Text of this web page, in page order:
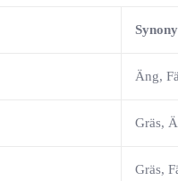
Äng,
Gräs,
Gräs,